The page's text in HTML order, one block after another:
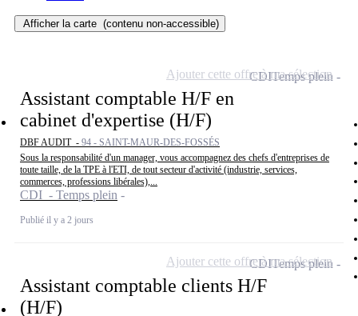
Afficher la carte (contenu non-accessible)
Assistant comptable H/F en
cabinet d'expertise (H/F)
DBF AUDIT - 94 - SAINT-MAUR-DES-FOSSÉS
Sous la responsabilité d'un manager, vous accompagnez des chefs d'entreprises de
toute taille, de la TPE à l'ETI, de tout secteur d'activité (industrie, services,
commerces, professions libérales),...
CDI - Temps plein
Publié il y a 2 jours
CDITemps plein
Ajouter cette offre à ma sélection
Assistant comptable clients H/F
(H/F)
CDITemps plein
Ajouter cette offre à ma sélection